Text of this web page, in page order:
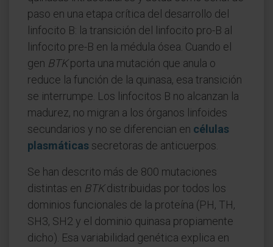
paso en una etapa crítica del desarrollo del
linfocito B: la transición del linfocito pro-B al
linfocito pre-B en la médula ósea. Cuando el
gen BTKporta una mutación que anula o
reduce la función de la quinasa, esa transición
se interrumpe. Los linfocitos B no alcanzan la
madurez, no migran a los órganos linfoides
secundarios y no se diferencian en células
plasmáticas secretoras de anticuerpos.
Se han descrito más de 800 mutaciones
distintas en BTKdistribuidas por todos los
dominios funcionales de la proteína (PH, TH,
SH3, SH2 y el dominio quinasa propiamente
dicho). Esa variabilidad genética explica en